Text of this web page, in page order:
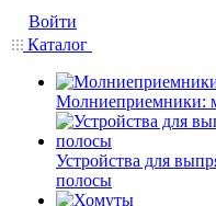
Войти
Каталог
Молниеприемники:
Устройства для
полосы